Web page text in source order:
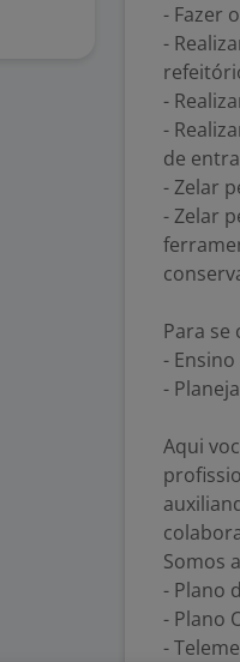
- Fazer
-
-
-
de
- Zelar
- Zelar
Para se
-
-
Aqui
Somos
- Plano
- Plano
-